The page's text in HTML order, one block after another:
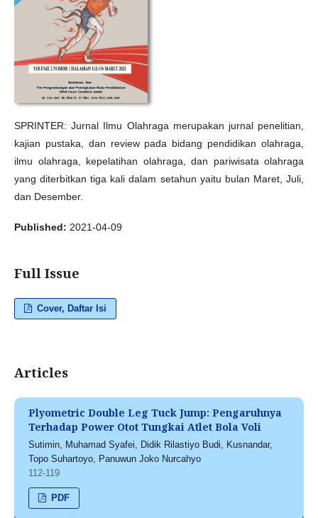
SPRINTER: Jurnal Ilmu Olahraga merupakan jurnal penelitian,
kajian pustaka, dan review pada bidang pendidikan olahraga,
ilmu olahraga, kepelatihan olahraga, dan pariwisata olahraga
yang diterbitkan tiga kali dalam setahun yaitu bulan Maret, Juli,
dan Desember.
Published: 2021-04-09
Full Issue
Cover, Daftar Isi
Articles
Plyometric Double Leg Tuck Jump: Pengaruhnya
Terhadap Power Otot Tungkai Atlet Bola Voli
Sutimin, Muhamad Syafei, Didik Rilastiyo Budi, Kusnandar,
Topo Suhartoyo, Panuwun Joko Nurcahyo
112-119
PDF